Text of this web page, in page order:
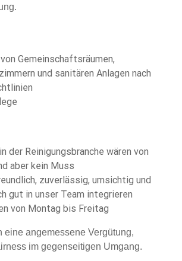
Gemeinschaftsräumen,
und sanitären Anlagen nach
der Reinigungsbranche wären von
aber kein Muss
zuverlässig, umsichtig und
gut in unser Team integrieren
von Montag bis Freitag
eine angemessene Vergütung,
im gegenseitigen Umgang.